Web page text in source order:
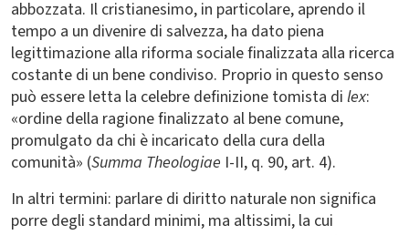
abbozzata. Il cristianesimo, in particolare, aprendo il
tempo a un divenire di salvezza, ha dato piena
legittimazione alla riforma sociale finalizzata alla ricerca
costante di un bene condiviso. Proprio in questo senso
può essere letta la celebre definizione tomista di lex:
«ordine della ragione finalizzato al bene comune,
promulgato da chi è incaricato della cura della
comunità» (Summa Theologiae I-II, q. 90, art. 4).
In altri termini: parlare di diritto naturale non significa
porre degli standard minimi, ma altissimi, la cui